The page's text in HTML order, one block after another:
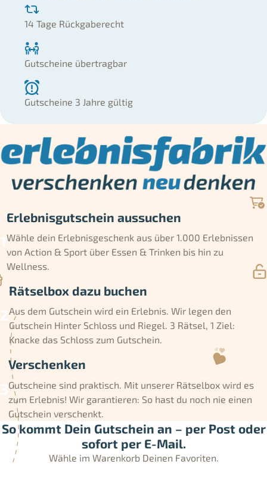
14 Tage Rückgaberecht
Gutscheine übertragbar
Gutscheine 3 Jahre gültig
Erlebnisgutschein aussuchen
Wähle dein Erlebnisgeschenk aus über 1.000 Erlebnissen
von Action & Sport über Essen & Trinken bis hin zu
Wellness.
Rätselbox dazu buchen
Aus dem Gutschein wird ein Erlebnis. Wir legen den
Gutschein Hinter Schloss und Riegel. 3 Rätsel, 1 Ziel:
Knacke das Schloss zum Gutschein.
Verschenken
Gutscheine sind praktisch. Mit unserer Rätselbox wird es
zum Erlebnis! Wir garantieren: So hast du noch nie einen
Gutschein verschenkt.
So kommt Dein Gutschein an – per Post oder
sofort per E-Mail.
Wähle im Warenkorb Deinen Favoriten.